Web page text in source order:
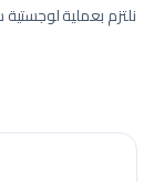
نلتزم بعملية